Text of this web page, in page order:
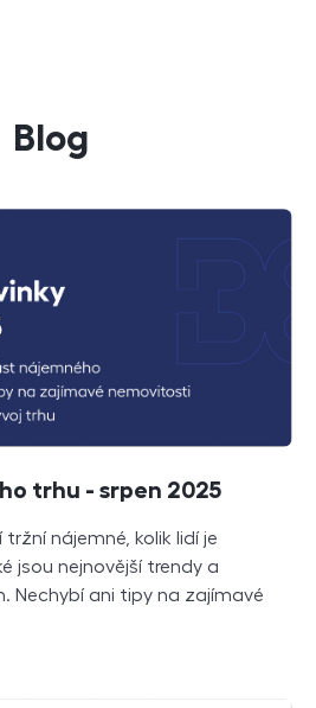
Blog
trhu - srpen 2025
tržní nájemné, kolik lidí je
jsou nejnovější trendy a
Nechybí ani tipy na zajímavé